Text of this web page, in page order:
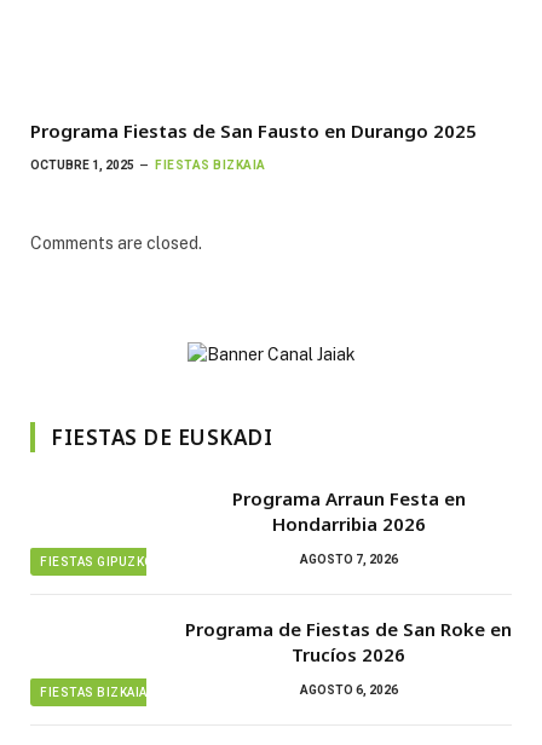
Programa Fiestas de San Fausto en Durango 2025
OCTUBRE 1, 2025 FIESTAS BIZKAIA
Comments are closed.
FIESTAS DE EUSKADI
FIESTAS GIPUZKOA
Programa Arraun Festa en
Hondarribia 2026
AGOSTO 7, 2026
FIESTAS BIZKAIA
Programa de Fiestas de San Roke en
Trucíos 2026
AGOSTO 6, 2026